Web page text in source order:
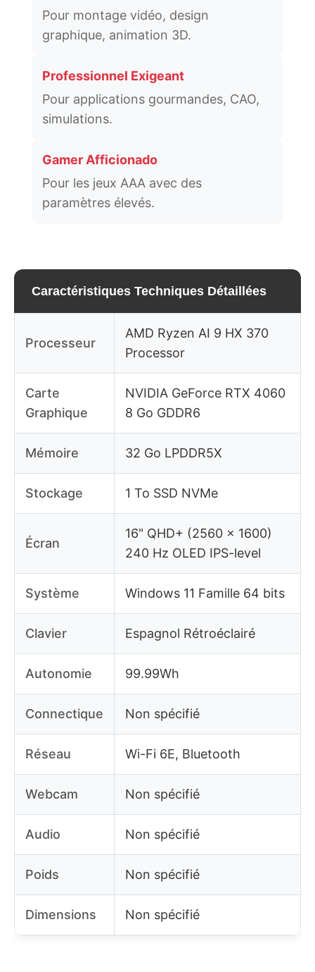
Pour montage vidéo, design
graphique, animation 3D.
Professionnel Exigeant
Pour applications gourmandes, CAO,
simulations.
Gamer Afficionado
Pour les jeux AAA avec des
paramètres élevés.
Caractéristiques Techniques Détaillées
Processeur
AMD Ryzen AI 9 HX 370
Processor
Carte
Graphique
NVIDIA GeForce RTX 4060
8 Go GDDR6
Mémoire 32 Go LPDDR5X
Stockage 1 To SSD NVMe
Écran
16" QHD+ (2560 x 1600)
240 Hz OLED IPS-level
Système Windows 11 Famille 64 bits
Clavier Espagnol Rétroéclairé
Autonomie 99.99Wh
Connectique Non spécifié
Réseau Wi-Fi 6E, Bluetooth
Webcam Non spécifié
Audio Non spécifié
Poids Non spécifié
Dimensions Non spécifié